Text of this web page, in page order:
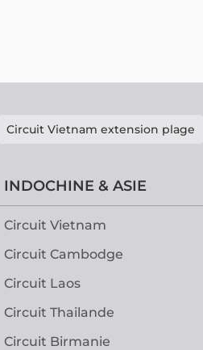
Circuit Vietnam extension plage
INDOCHINE & ASIE
Circuit Vietnam
Circuit Cambodge
Circuit Laos
Circuit Thailande
Circuit Birmanie